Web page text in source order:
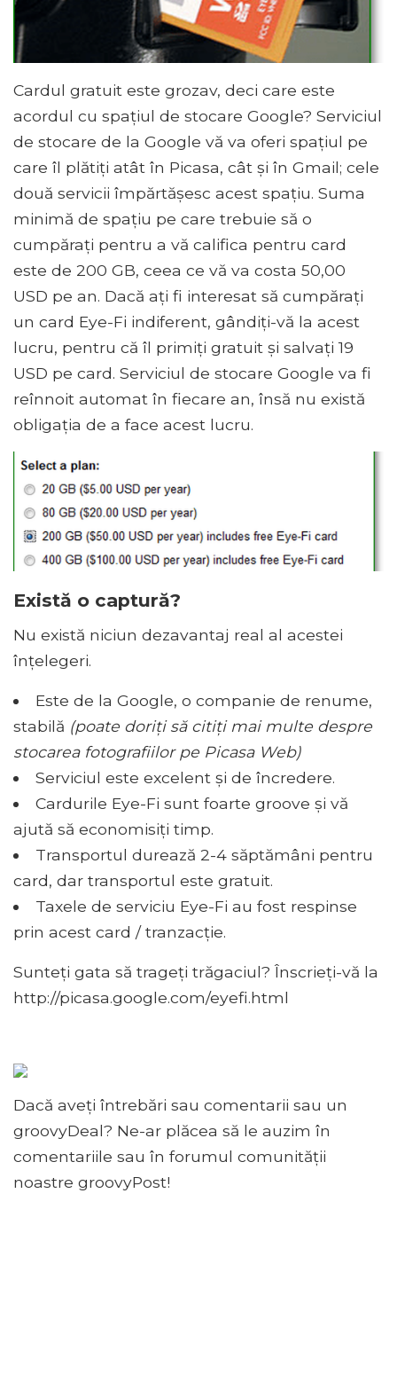
Cardul gratuit este grozav, deci care este
acordul cu spațiul de stocare Google? Serviciul
de stocare de la Google vă va oferi spațiul pe
care îl plătiți atât în ​​Picasa, cât și în Gmail; cele
două servicii împărtășesc acest spațiu. Suma
minimă de spațiu pe care trebuie să o
cumpărați pentru a vă califica pentru card
este de 200 GB, ceea ce vă va costa 50,00
USD pe an. Dacă ați fi interesat să cumpărați
un card Eye-Fi indiferent, gândiți-vă la acest
lucru, pentru că îl primiți gratuit și salvați 19
USD pe card. Serviciul de stocare Google va fi
reînnoit automat în fiecare an, însă nu există
obligația de a face acest lucru.
Există o captură?
Nu există niciun dezavantaj real al acestei
înțelegeri.
Este de la Google, o companie de renume,
stabilă (poate doriți să citiți mai multe despre
stocarea fotografiilor pe Picasa Web)
Serviciul este excelent și de încredere.
Cardurile Eye-Fi sunt foarte groove și vă
ajută să economisiți timp.
Transportul durează 2-4 săptămâni pentru
card, dar transportul este gratuit.
Taxele de serviciu Eye-Fi au fost respinse
prin acest card / tranzacție.
Sunteți gata să trageți trăgaciul? Înscrieți-vă la
http://picasa.google.com/eyefi.html
Dacă aveți întrebări sau comentarii sau un
groovyDeal? Ne-ar plăcea să le auzim în
comentariile sau în forumul comunității
noastre groovyPost!